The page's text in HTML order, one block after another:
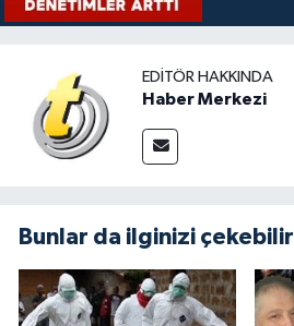
EDITÖR HAKKINDA
Haber Merkezi
Bunlar da ilginizi çekebilir